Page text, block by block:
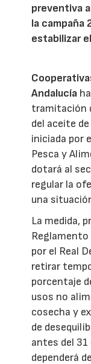
preventiva
la campaña
estabilizar
Andalucía
tramitación
del aceite
iniciada por
Pesca y
dotará al
regular la
una
La medida,
Reglamento
por el Real
retirar
porcentaje
usos no
cosecha y
de
antes del
dependerá